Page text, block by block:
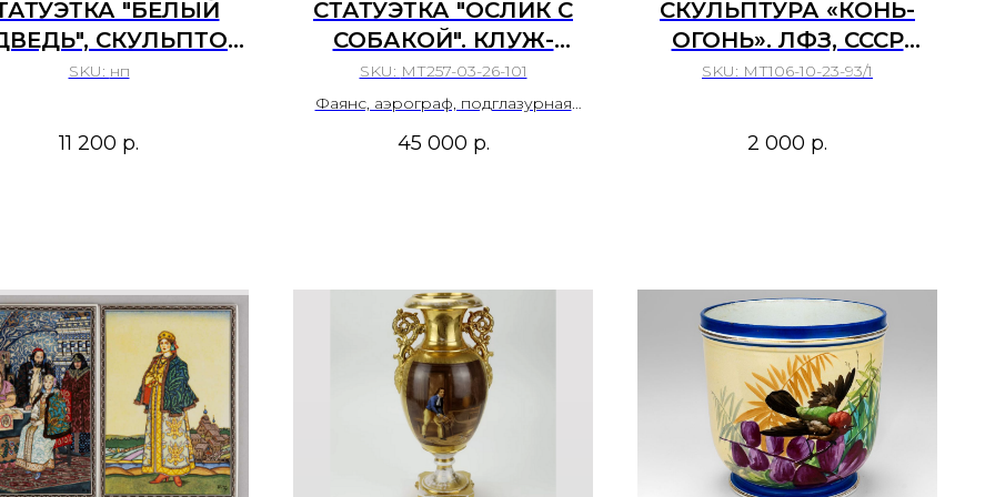
"БЕЛЫЙ
СКУЛЬПТОР
Б.И., СССР
SKU: нп
11 200 р.
СТАТУЭТКА "ОСЛИК С
СОБАКОЙ". КЛУЖ-
НАПОКА РУМЫНИЯ,
1950 — 1970 ГГ.
SKU: МТ257-03-26-101
Фаянс, аэрограф, подглазурная
45 000 р.
СКУЛЬПТУРА «КОНЬ-
ОГОНЬ». ЛФЗ, СССР
СССР. 1960-Е ГОДЫ.
SKU: МТ106-10-23-93/1
2 000 р.